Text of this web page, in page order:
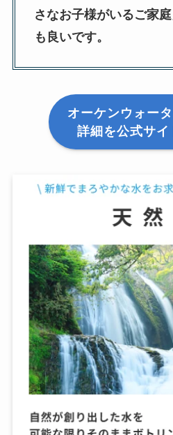
さなお子様がいるご家
も良いです。
オーケンウォー
詳細を公式サイ